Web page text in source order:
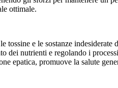
ottimale.
e le sostanze indesiderate
dei nutrienti e regolando i
epatica, promuove la salute